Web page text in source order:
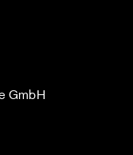
GmbH